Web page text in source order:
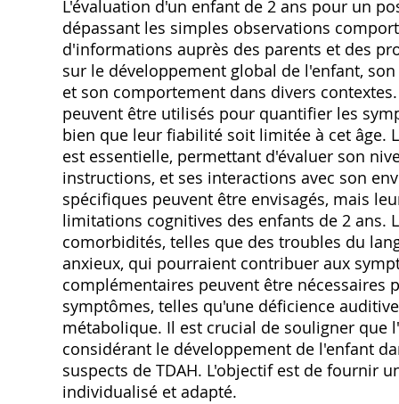
L'évaluation d'un enfant de 2 ans pour un
dépassant les simples observations
d'informations auprès des parents et des
sur le développement global de l'enfant,
et son comportement dans divers
peuvent être utilisés pour quantifier les
bien que leur fiabilité soit limitée à cet âge.
est essentielle, permettant d'évaluer son
instructions, et ses interactions avec son
spécifiques peuvent être envisagés, mais
limitations cognitives des enfants de 2 ans.
comorbidités, telles que des troubles du
anxieux, qui pourraient contribuer aux
complémentaires peuvent être nécessaires
symptômes, telles qu'une déficience
métabolique. Il est crucial de souligner
considérant le développement de l'enfant
suspects de TDAH. L'objectif est de fournir
individualisé et adapté.